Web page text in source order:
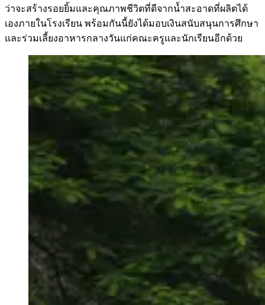
ว่าจะสร้างรอยยิ้มและคุณภาพชีวิตที่ดีจากน้ำสะอาดที่ผลิตได้
เองภายในโรงเรียน พร้อมกันนี้ยังได้มอบเงินสนับสนุนการศึกษา
และร่วมเลี้ยงอาหารกลางวันแก่คณะครูและนักเรียนอีกด้วย